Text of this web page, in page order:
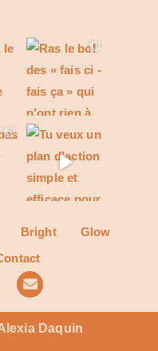
Bright
Glow
Daquin